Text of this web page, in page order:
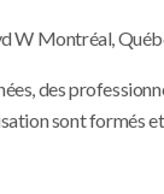
W Montréal,
des
sont formés